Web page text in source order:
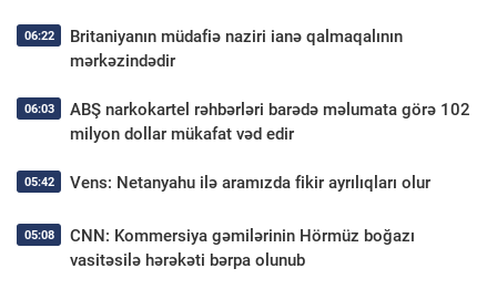
06:22
Britaniyanın müdafiə naziri ianə qalmaqalının
mərkəzindədir
06:03
ABŞ narkokartel rəhbərləri barədə məlumata görə 102
milyon dollar mükafat vəd edir
05:42 Vens: Netanyahu ilə aramızda fikir ayrılıqları olur
05:08
CNN: Kommersiya gəmilərinin Hörmüz boğazı
vasitəsilə hərəkəti bərpa olunub